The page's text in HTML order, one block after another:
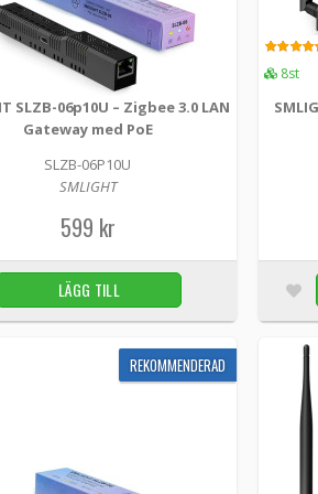
549 kr
SMLIGHT SLZB-
SLZB-06mU - SMLIGHT
Smidig och kraftfull
Zigbee 3.0 LAN-
SMLIGHT SLZB-
SLZB-06p10U - SMLIGHT
Smidig och kraftfull
Zigbee 3.0 LAN-
SLZB-06p10U – Zigbee 3.0 LAN
Gateway med PoE
SLZB-06P10U
SMLIGHT
599 kr
LÄGG TILL
8st
REKOMMENDERAD